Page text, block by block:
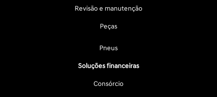
Revisão e manutenção
Peças
Pneus
Soluções financeiras
Consórcio